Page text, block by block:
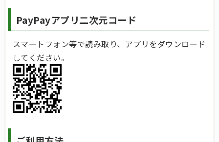
PayPayアプリ二次元コード
スマートフォン等で読み取り、アプリをダウンロード
してください。